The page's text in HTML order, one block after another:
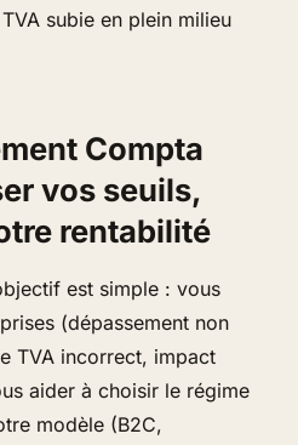
subie en plein milieu
Compta
vos seuils,
rentabilité
est simple : vous
(dépassement non
TVA incorrect, impact
aider à choisir le régime
modèle (B2C,